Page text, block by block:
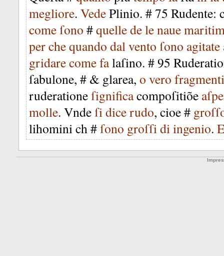
megliore. VedePlinio. #75 Rudente:
comeſono #quelledelenaue
perchequando dalvento ſono agitate
gridarecomefalaſino. #95
ſabulone, # & glarea, o vero fragmenti
ruderationeſignificacompoſitiõe
molle. Vndeſidicerudo, cioe#
lihominich#ſono groſſidiingenio.